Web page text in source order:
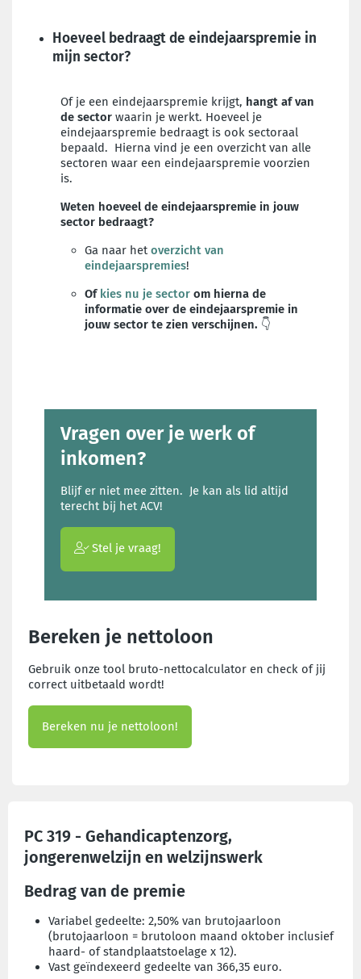
Hoeveel bedraagt de eindejaarspremie in
mijn sector?
Of je een eindejaarspremie krijgt, hangt af van
de sector waarin je werkt. Hoeveel je
eindejaarspremie bedraagt is ook sectoraal
bepaald. Hierna vind je een overzicht van alle
sectoren waar een eindejaarspremie voorzien
is.
Weten hoeveel de eindejaarspremie in jouw
sector bedraagt?
Ga naar het overzicht van
eindejaarspremies!
Of kies nu je sector om hierna de
informatie over de eindejaarspremie in
jouw sector te zien verschijnen. 👇
Vragen over je werk of
inkomen?
Blijf er niet mee zitten. Je kan als lid altijd
terecht bij het ACV!
Stel je vraag!
Bereken je nettoloon
Gebruik onze tool bruto-nettocalculator en check of jij
correct uitbetaald wordt!
Bereken nu je nettoloon!
PC 319 - Gehandicaptenzorg,
jongerenwelzijn en welzijnswerk
Bedrag van de premie
Variabel gedeelte: 2,50% van brutojaarloon
(brutojaarloon = brutoloon maand oktober inclusief
haard- of standplaatstoelage x 12).
Vast geïndexeerd gedeelte van 366,35 euro.